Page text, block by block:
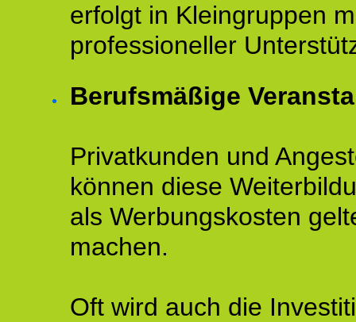
erfolgt in Kleingruppen
professioneller
Berufsmäßige
Privatkunden und
können diese
als Werbungskosten
machen.
Oft wird auch die